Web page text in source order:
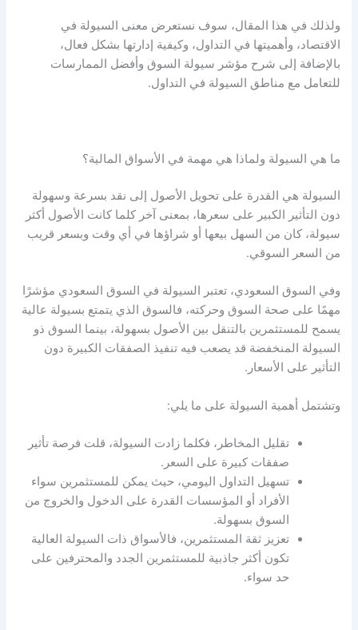
ولذلك في هذا المقال، سوف نستعرض معنى السيولة في
الاقتصاد، وأهميتها في التداول، وكيفية إدارتها بشكل فعال،
بالإضافة إلى شرح مؤشر سيولة السوقوأفضل الممارسات
للتعامل مع مناطق السيولة في التداول.
ما هي السيولةولماذا هي مهمة في الأسواق المالية؟
السيولةهي القدرة على تحويل الأصول إلى نقد بسرعة وسهولة
دون التأثير الكبير على سعرها، بمعنى آخر كلما كانت الأصول أكثر
سيولة، كان من السهل بيعها أو شراؤها في أي وقت وبسعر قريب
من السعر السوقي.
وفي السوق السعودي، تعتبر السيولة في السوق السعوديمؤشرًا
مهمًا على صحة السوق وحركته، فالسوق الذي يتمتع بسيولة عالية
يسمح للمستثمرين بالتنقل بين الأصول بسهولة، بينما السوق ذو
السيولة المنخفضة قد يصعب فيه تنفيذ الصفقات الكبيرة دون
التأثير على الأسعار.
وتشتمل أهمية السيولةعلى ما يلي:
تقليل المخاطر، فكلما زادت السيولة، قلت فرصة تأثير
صفقات كبيرة على السعر.
تسهيل التداول اليومي، حيث يمكن للمستثمرين سواء
الأفراد أو المؤسسات القدرة على الدخول والخروج من
السوق بسهولة.
تعزيز ثقة المستثمرين، فالأسواق ذات السيولةالعالية
تكون أكثر جاذبية للمستثمرين الجدد والمحترفين على
حد سواء.